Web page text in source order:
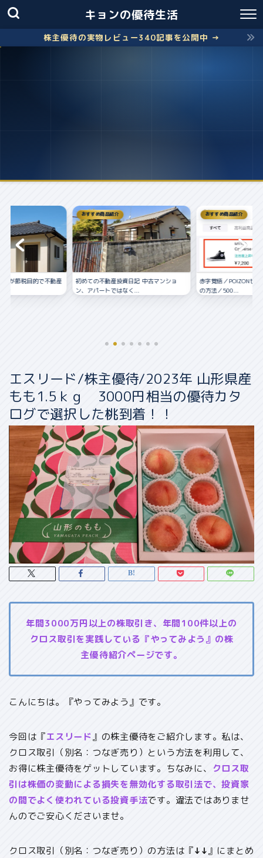
キョンの優待生活
株主優待の実物レビュー340記事を公開中 →
優待銘柄を探す
日記 中古マンショ
おすすめ商品紹介
赤字覚悟／POIZONせどりの仕入れ〜販売
の方法／500...
株主優待
失敗しないクロス取引
お得に株主優...
エスリード/株主優待/2023年 山形県産
もも1.5ｋｇ 3000円相当の優待カタ
ログで選択した桃到着！！
年間3000万円以上の株取引き、年間100件以上の
クロス取引を実践している『やってみよう』の株
主優待紹介ページです。
こんにちは。『やってみよう』です。
今回は『エスリード』の株主優待をご紹介します。私は、
クロス取引（別名：つなぎ売り）という方法を利用して、
お得に株主優待をゲットしています。ちなみに、
クロス取
引は株価の変動による損失を無効化する取引法で、投資家
の間でよく使われている投資手法です。違法ではありませ
んのでご安心くださいませ。
クロス取引（別名：つなぎ売り）の方法は『↓↓』にまとめ